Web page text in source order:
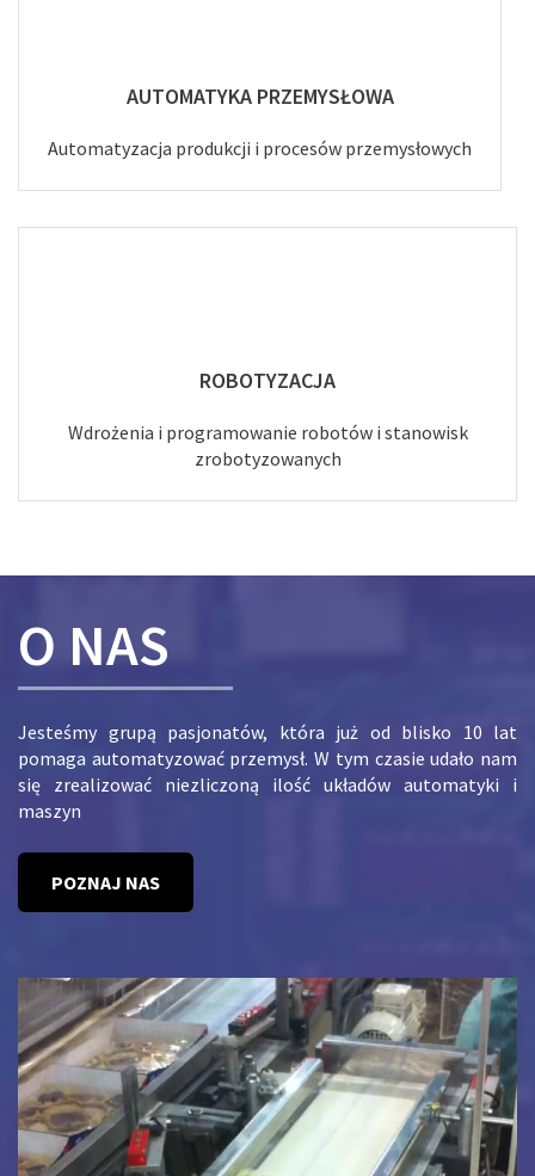
AUTOMATYKA PRZEMYSŁOWA
Automatyzacja produkcji i procesów przemysłowych
ROBOTYZACJA
Wdrożenia i programowanie robotów i stanowisk
zrobotyzowanych
O NAS
Jesteśmy grupą pasjonatów, która już od blisko 10 lat
pomaga automatyzować przemysł. W tym czasie udało nam
się zrealizować niezliczoną ilość układów automatyki i
maszyn
POZNAJ NAS